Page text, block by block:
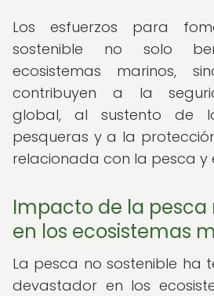
Los esfuerzos para
sostenible no solo
ecosistemas marinos,
contribuyen a la
global, al sustento de
pesqueras y a la
relacionada con la pesca y
Impacto de la pesca
en los ecosistemas
La pesca no sostenible ha
devastador en los